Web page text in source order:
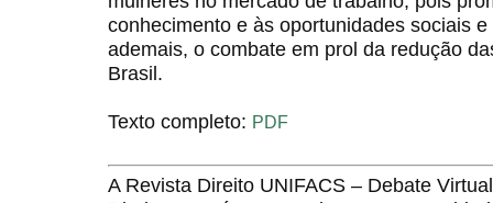
conhecimento e às oportunidades sociais
ademais, o combate em prol da redução
Brasil.
Texto completo: PDF
A Revista Direito UNIFACS – Debate